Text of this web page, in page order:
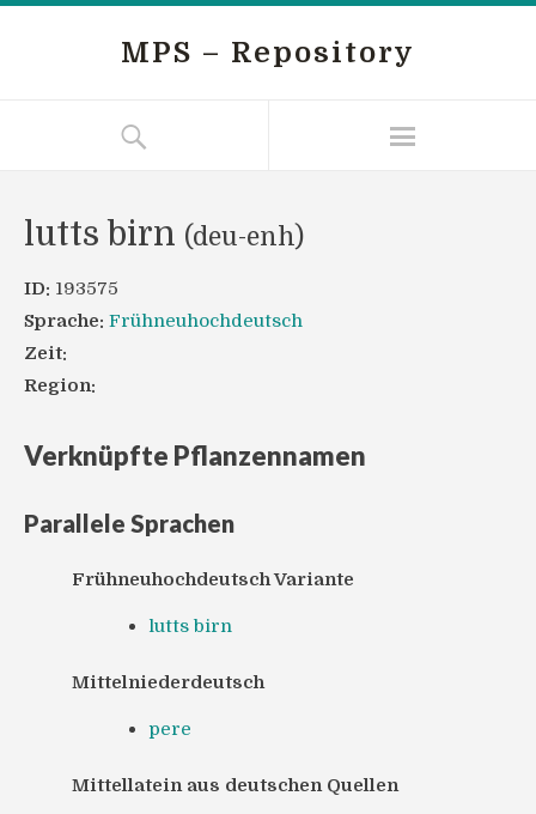
MPS – Repository
lutts birn (deu-enh)
ID: 193575
Sprache: Frühneuhochdeutsch
Zeit:
Region:
Verknüpfte Pflanzennamen
Parallele Sprachen
Frühneuhochdeutsch Variante
lutts birn
Mittelniederdeutsch
pere
Mittellatein aus deutschen Quellen